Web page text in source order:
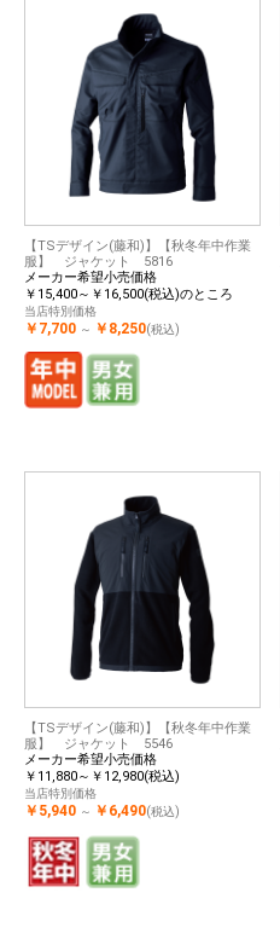
【TSデザイン(藤和)】【秋冬年中作業
服】 ジャケット 5816
メーカー希望小売価格
￥15,400～￥16,500(税込)のところ
当店特別価格
￥7,700 ～ ￥8,250(税込)
【TSデザイン(藤和)】【秋冬年中作業
服】 ジャケット 5546
メーカー希望小売価格
￥11,880～￥12,980(税込)
当店特別価格
￥5,940 ～ ￥6,490(税込)